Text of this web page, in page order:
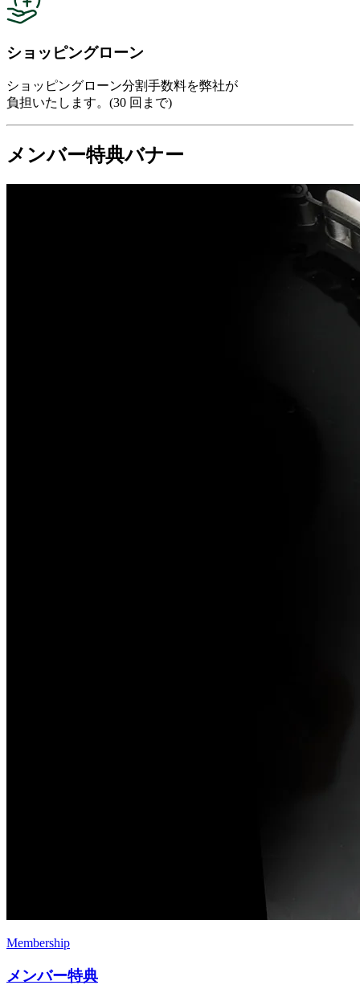
ショッピングローン
ショッピングローン分割手数料を弊社が
負担いたします。(30 回まで)
メンバー特典バナー
Membership
メンバー特典